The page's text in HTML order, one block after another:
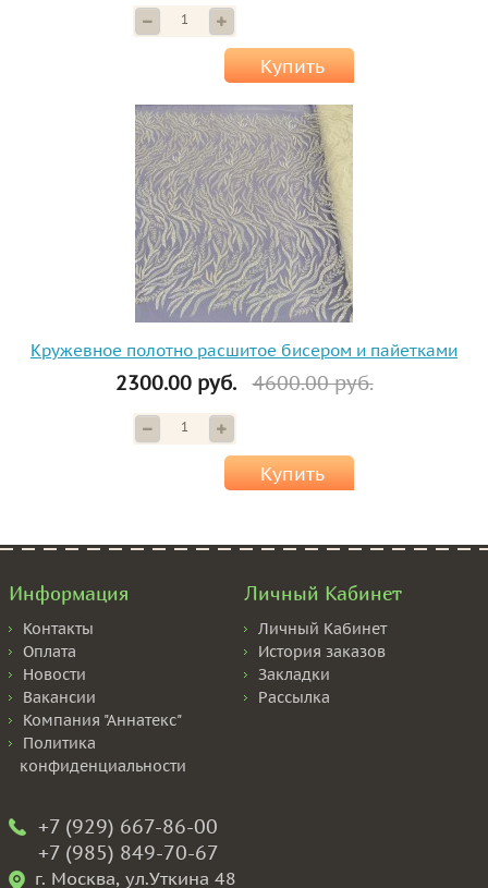
Купить
Кружевное полотно расшитое бисером и пайетками
2300.00 руб. 4600.00 руб.
Купить
Информация
Контакты
Оплата
Новости
Вакансии
Компания "Аннатекс"
Политика
конфиденциальности
Личный Кабинет
Личный Кабинет
История заказов
Закладки
Рассылка
+7 (929) 667-86-00
+7 (985) 849-70-67
г. Москва, ул.Уткина 48